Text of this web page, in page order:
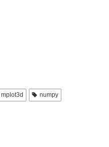
mplot3d numpy